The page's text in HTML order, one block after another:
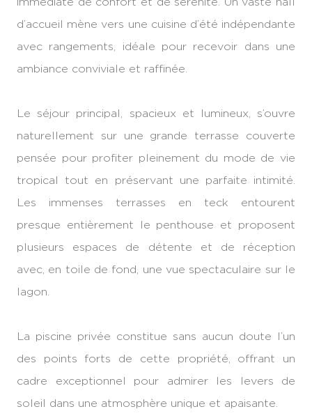
d’accueil mène vers une cuisine d’été indépendante
avec rangements, idéale pour recevoir dans une
ambiance conviviale et raffinée.
Le séjour principal, spacieux et lumineux, s’ouvre
naturellement sur une grande terrasse couverte
pensée pour profiter pleinement du mode de vie
tropical tout en préservant une parfaite intimité.
Les immenses terrasses en teck entourent
presque entièrement le penthouse et proposent
plusieurs espaces de détente et de réception
avec, en toile de fond, une vue spectaculaire sur le
lagon.
La piscine privée constitue sans aucun doute l’un
des points forts de cette propriété, offrant un
cadre exceptionnel pour admirer les levers de
soleil dans une atmosphère unique et apaisante.